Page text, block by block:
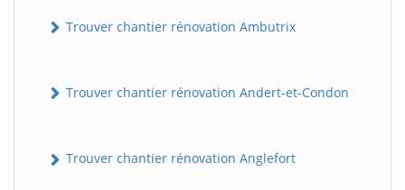
Trouver chantier rénovation Ambutrix
Trouver chantier rénovation Andert-et-Condon
Trouver chantier rénovation Anglefort